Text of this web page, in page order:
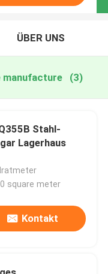
ÜBER UNS
manufacture (3)
Stahl-
Lagerhaus
square meter
Kontakt